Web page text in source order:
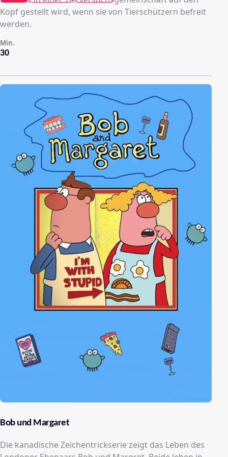
Kopf gestellt wird, wenn sie von Tierschützern befreit
werden.
30
Min.
Bob und Margaret
Die kanadische Zeichentrickserie zeigt das Leben des